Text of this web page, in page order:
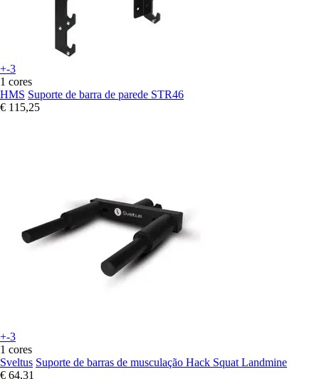
+-3
1 cores
HMS Suporte de barra de parede STR46
€ 115,25
+-3
1 cores
Sveltus Suporte de barras de musculação Hack Squat Landmine
€ 64,31